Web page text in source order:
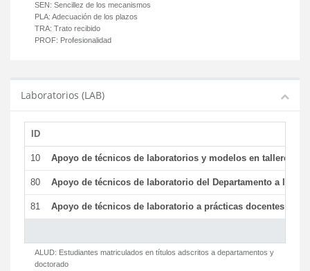
SEN: Sencillez de los mecanismos
PLA: Adecuación de los plazos
TRA: Trato recibido
PROF: Profesionalidad
Laboratorios (LAB)
ID
10 Apoyo de técnicos de laboratorios y modelos en talleres/
80 Apoyo de técnicos de laboratorio del Departamento a la
81 Apoyo de técnicos de laboratorio a prácticas docentes y
ALUD: Estudiantes matriculados en títulos adscritos a departamentos y
doctorado